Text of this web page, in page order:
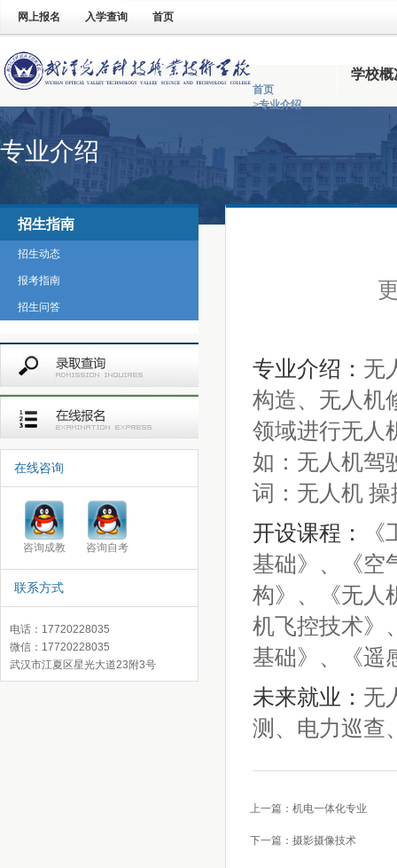
网上报名 入学查询 首页
学校概
首页
>专业介绍
专业介绍
招生指南
招生动态
报考指南
招生问答
在线咨询
咨询成教 咨询自考
联系方式
电话：17720228035
微信：17720228035
武汉市江夏区星光大道23附3号
专业介绍： 无
构造、无人机
领域进行无人
如：无人机驾
词：无人机
开设课程：
基础》、《空
构》、《无人
机飞控技术》
基础》、《遥
未来就业： 无
测、电力巡查
上一篇：机电一体化专业
下一篇：摄影摄像技术